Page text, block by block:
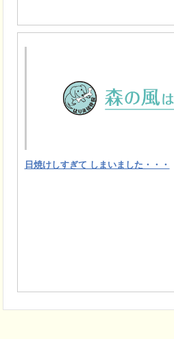
日焼けしすぎて しまいました・・・